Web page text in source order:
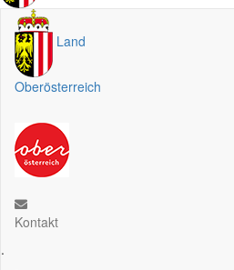
Land
Oberösterreich
Kontakt
.